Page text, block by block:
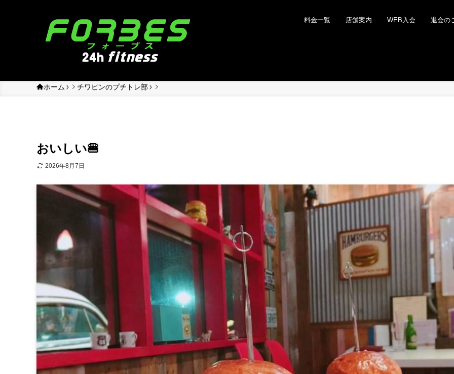
料金一覧 店舗案内 WEB入会 退会の
ホーム チワピンのプチトレ部
おいしい🍔
2026年8月7日